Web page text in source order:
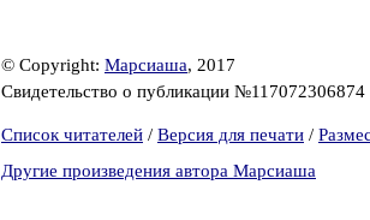
© Copyright: Марсиаша, 2017
Свидетельство о публикации №117072306874
Список читателей / Версия для печати /
Другие произведения автора Марсиаша